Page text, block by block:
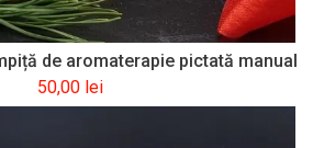
de aromaterapie pictată manual
50,00 lei